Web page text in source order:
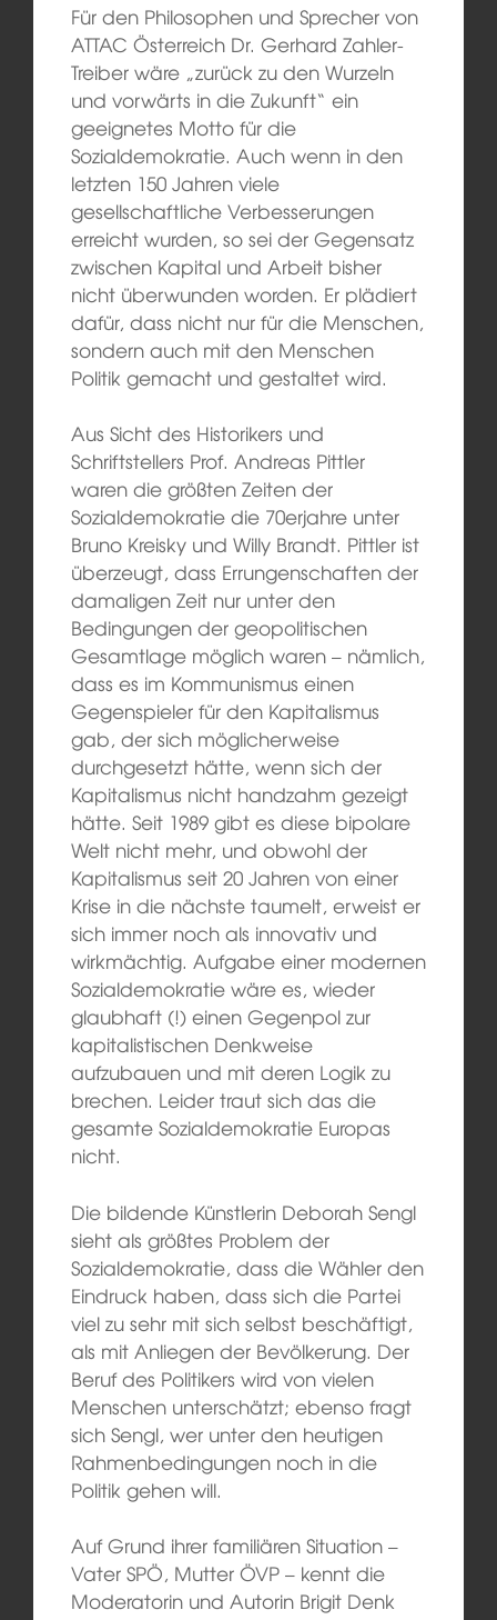
Für den Philosophen und Sprecher von
ATTAC Österreich Dr. Gerhard Zahler-
Treiber wäre „zurück zu den Wurzeln
und vorwärts in die Zukunft“ ein
geeignetes Motto für die
Sozialdemokratie. Auch wenn in den
letzten 150 Jahren viele
gesellschaftliche Verbesserungen
erreicht wurden, so sei der Gegensatz
zwischen Kapital und Arbeit bisher
nicht überwunden worden. Er plädiert
dafür, dass nicht nur für die Menschen,
sondern auch mit den Menschen
Politik gemacht und gestaltet wird.
Aus Sicht des Historikers und
Schriftstellers Prof. Andreas Pittler
waren die größten Zeiten der
Sozialdemokratie die 70erjahre unter
Bruno Kreisky und Willy Brandt. Pittler ist
überzeugt, dass Errungenschaften der
damaligen Zeit nur unter den
Bedingungen der geopolitischen
Gesamtlage möglich waren – nämlich,
dass es im Kommunismus einen
Gegenspieler für den Kapitalismus
gab, der sich möglicherweise
durchgesetzt hätte, wenn sich der
Kapitalismus nicht handzahm gezeigt
hätte. Seit 1989 gibt es diese bipolare
Welt nicht mehr, und obwohl der
Kapitalismus seit 20 Jahren von einer
Krise in die nächste taumelt, erweist er
sich immer noch als innovativ und
wirkmächtig. Aufgabe einer modernen
Sozialdemokratie wäre es, wieder
glaubhaft (!) einen Gegenpol zur
kapitalistischen Denkweise
aufzubauen und mit deren Logik zu
brechen. Leider traut sich das die
gesamte Sozialdemokratie Europas
nicht.
Die bildende Künstlerin Deborah Sengl
sieht als größtes Problem der
Sozialdemokratie, dass die Wähler den
Eindruck haben, dass sich die Partei
viel zu sehr mit sich selbst beschäftigt,
als mit Anliegen der Bevölkerung. Der
Beruf des Politikers wird von vielen
Menschen unterschätzt; ebenso fragt
sich Sengl, wer unter den heutigen
Rahmenbedingungen noch in die
Politik gehen will.
Auf Grund ihrer familiären Situation –
Vater SPÖ, Mutter ÖVP – kennt die
Moderatorin und Autorin Brigit Denk